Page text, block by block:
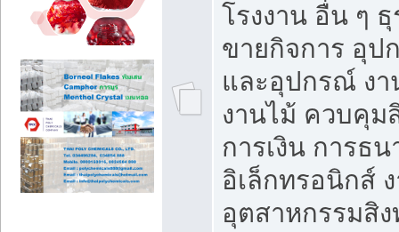
โรงงาน อื่น ๆ
ขายกิจการ อุป
และอุปกรณ์ ง
งานไม้ ควบคุม
การเงิน การธ
อิเล็กทรอนิกส์
อุตสาหกรรมสิ